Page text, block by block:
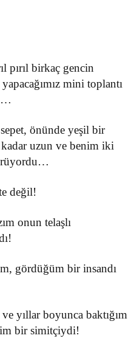
pırıl birkaç gencin
mini toplantı
önünde yeşil bir
uzun ve benim iki
değil!
onun telaşlı
gördüğüm bir insandı
ve yıllar boyunca baktığım
bir simitçiydi!